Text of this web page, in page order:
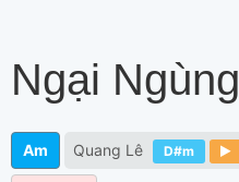
Ngại Ngùng
Am Quang Lê D#m